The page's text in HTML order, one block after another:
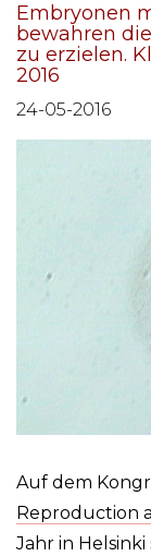
Embryonen
bewahren
zu erzielen.
2016
24-05-2016
Auf dem
Reproduction
Jahr in